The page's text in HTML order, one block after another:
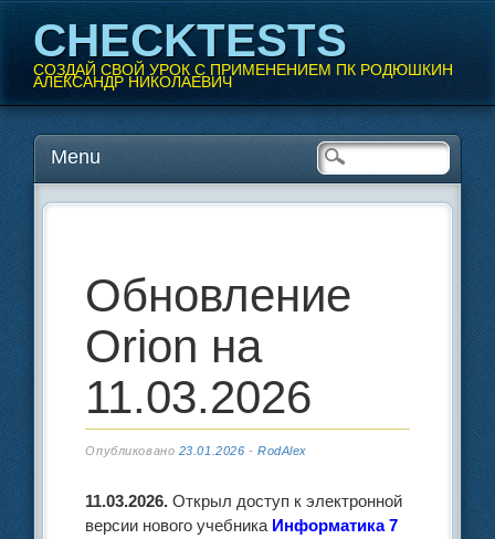
CHECKTESTS
СОЗДАЙ СВОЙ УРОК С ПРИМЕНЕНИЕМ ПК РОДЮШКИН
АЛЕКСАНДР НИКОЛАЕВИЧ
Главное меню
Перейти
содержанию
Menu
Обновление
Orion на
11.03.2026
Опубликовано 23.01.2026 -RodAlex
11.03.2026. Открыл доступ к электронной
версии нового учебника Информатика 7